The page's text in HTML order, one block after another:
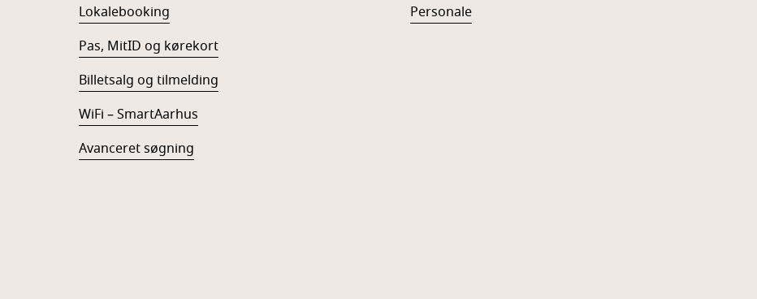
Lokalebooking
Pas, MitID og kørekort
Billetsalg og tilmelding
WiFi – SmartAarhus
Avanceret søgning
Personale